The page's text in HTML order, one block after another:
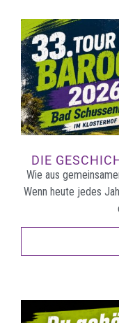
DIE
Wie aus
Wenn heute jedes